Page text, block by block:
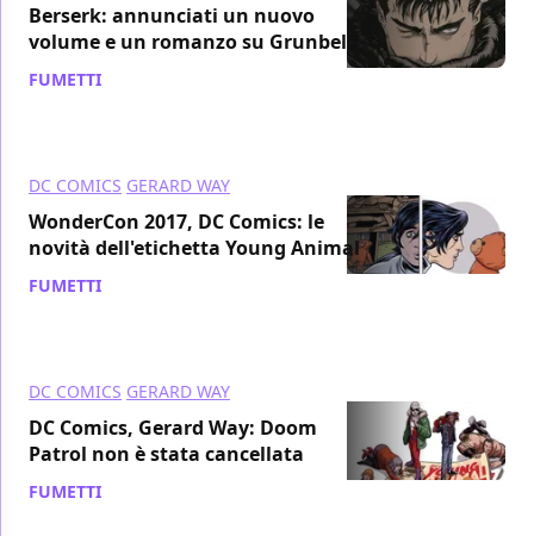
Berserk: annunciati un nuovo
volume e un romanzo su Grunbeld
FUMETTI
DC COMICS GERARD WAY
WonderCon 2017, DC Comics: le
novità dell'etichetta Young Animal
FUMETTI
DC COMICS GERARD WAY
DC Comics, Gerard Way: Doom
Patrol non è stata cancellata
FUMETTI